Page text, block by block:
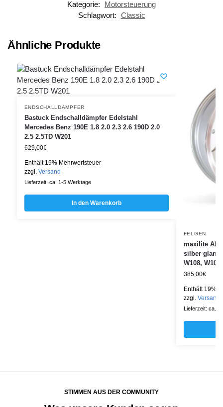
Kategorie:
Motorsteuerung
Schlagwort: Classic
Ähnliche Produkte
ENDSCHALLDÄMPFER
Bastuck Endschalldämpfer Edelstahl
Mercedes Benz 190E 1.8 2.0 2.3 2.6 190D 2.0
2.5 2.5TD W201
629,00€
Enthält 19% Mehrwertsteuer
zzgl. Versand
Lieferzeit: ca. 1-5 Werktage
In den Warenkorb
FELGEN
maxilite
silber
W108,
385,00€
Enthält 19%
zzgl. Versand
Lieferzeit: ca.
STIMMEN AUS DER COMMUNITY